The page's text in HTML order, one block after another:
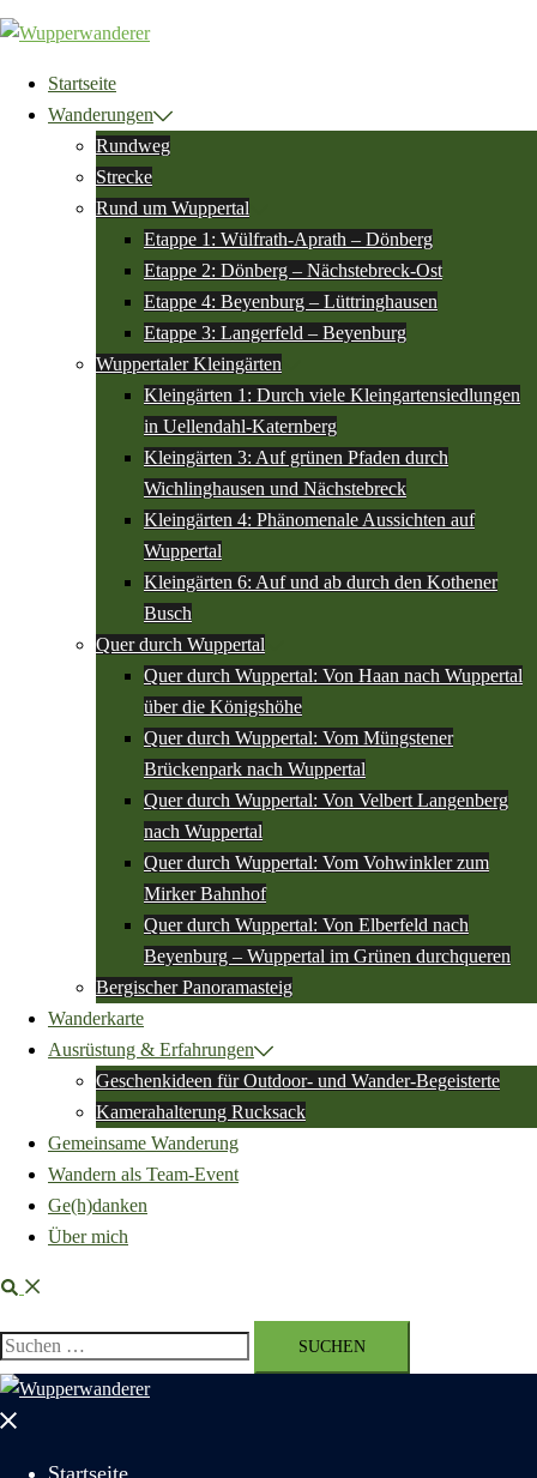
Zum
Inhalt
springenStartseite
Wanderungen
Rundweg
Strecke
Rund um Wuppertal
Etappe 1: Wülfrath-Aprath – Dönberg
Etappe 2: Dönberg – Nächstebreck-Ost
Etappe 4: Beyenburg – Lüttringhausen
Etappe 3: Langerfeld – Beyenburg
Wuppertaler Kleingärten
Kleingärten 1: Durch viele Kleingartensiedlungen
in Uellendahl-Katernberg
Kleingärten 3: Auf grünen Pfaden durch
Wichlinghausen und Nächstebreck
Kleingärten 4: Phänomenale Aussichten auf
Wuppertal
Kleingärten 6: Auf und ab durch den Kothener
Busch
Quer durch Wuppertal
Quer durch Wuppertal: Von Haan nach Wuppertal
über die Königshöhe
Quer durch Wuppertal: Vom Müngstener
Brückenpark nach Wuppertal
Quer durch Wuppertal: Von Velbert Langenberg
nach Wuppertal
Quer durch Wuppertal: Vom Vohwinkler zum
Mirker Bahnhof
Quer durch Wuppertal: Von Elberfeld nach
Beyenburg – Wuppertal im Grünen durchqueren
Bergischer Panoramasteig
Wanderkarte
Ausrüstung & Erfahrungen
Geschenkideen für Outdoor- und Wander-Begeisterte
Kamerahalterung Rucksack
Gemeinsame Wanderung
Wandern als Team-Event
Ge(h)danken
Über mich
Suche
Suchen
nach:
Menü
Startseite